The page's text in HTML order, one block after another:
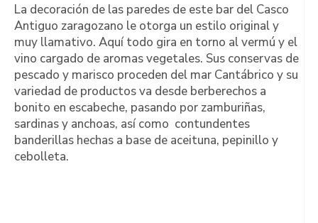
La decoración de las paredes de este bar del Casco
Antiguo zaragozano le otorga un estilo original y
muy llamativo. Aquí todo gira en torno al vermú y el
vino cargado de aromas vegetales. Sus conservas de
pescado y marisco proceden del mar Cantábrico y su
variedad de productos va desde berberechos a
bonito en escabeche, pasando por zamburiñas,
sardinas y anchoas, así como contundentes
banderillas hechas a base de aceituna, pepinillo y
cebolleta.